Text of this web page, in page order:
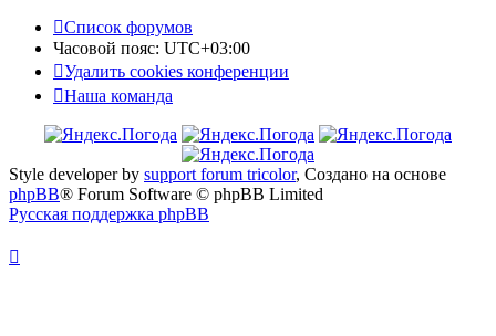
Список форумов
Часовой пояс: UTC+03:00
Удалить cookies конференции
Наша команда
Style developer by support forum tricolor, Создано на основе
phpBB® Forum Software © phpBB Limited
Русская поддержка phpBB